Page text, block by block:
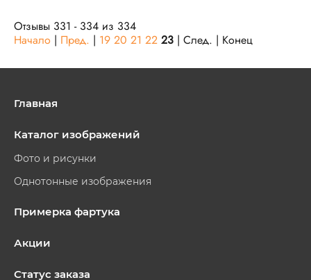
Отзывы 331 - 334 из 334
Начало | Пред. | 19 20 21 22 23 | След. | Конец
Главная
Каталог изображений
Фото и рисунки
Однотонные изображения
Примерка фартука
Акции
Статус заказа